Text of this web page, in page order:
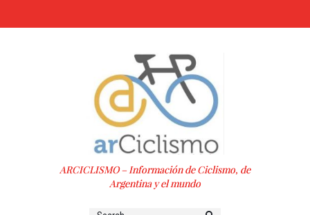
ARCICLISMO – Información de Ciclismo, de
Argentina y el mundo